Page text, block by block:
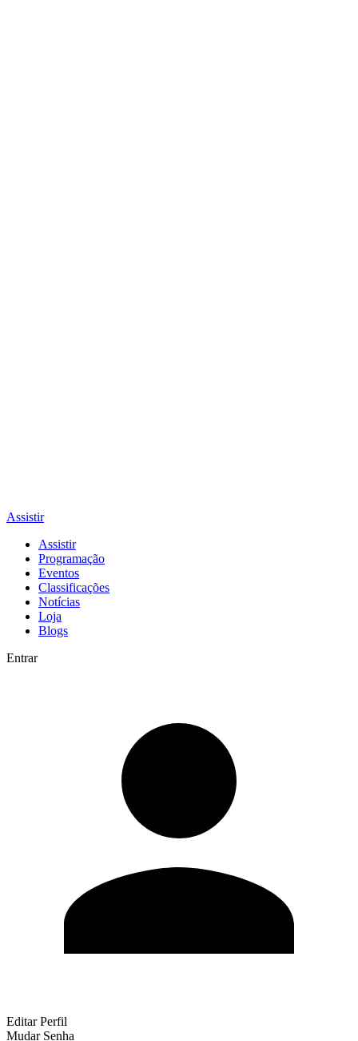
Assistir
Assistir
Programação
Eventos
Classificações
Notícias
Loja
Blogs
Entrar
Editar Perfil
Mudar Senha